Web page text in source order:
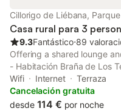
Cillorigo de Liébana,
Casa rural para 3
9.3Fantástico⋅89
Offering a shared lounge
- Habitación Braña de Los
Santo Toribio de Liebana
de la Hermida.
Wifi Internet
Terraza
Cancelación gratuita
desde 114 € por noche